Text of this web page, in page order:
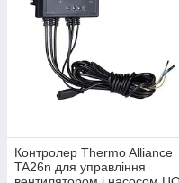
Контролер Thermo Alliance
TA26n для управління